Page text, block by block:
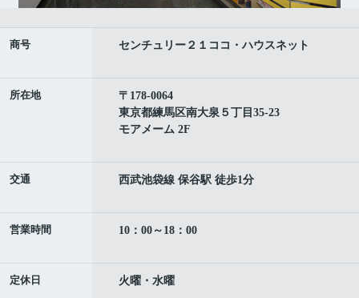
商号 センチュリー２１ココ・ハウスネット
所在地
〒178-0064
東京都練馬区南大泉５丁目35-23
モアメーム 2F
交通 西武池袋線 保谷駅 徒歩1分
営業時間 10：00～18：00
定休日 火曜・水曜